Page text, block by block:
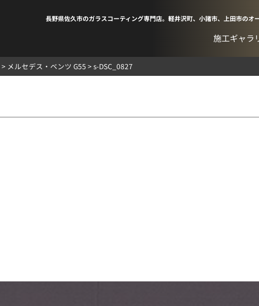
長野県佐久市のガラスコーティング専門店。軽井沢町、小諸市、上田市のオ
施工ギャラ
> メルセデス・ベンツ G55 > s-DSC_0827